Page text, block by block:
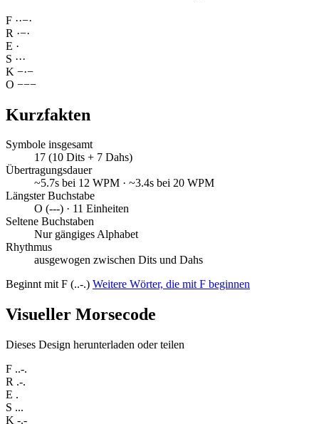
F ··−·
R ·−·
E ·
S ···
K −·−
O −−−
Kurzfakten
Symbole insgesamt
17 (10 Dits + 7 Dahs)
Übertragungsdauer
~5.7s bei 12 WPM · ~3.4s bei 20 WPM
Längster Buchstabe
O (---) · 11 Einheiten
Seltene Buchstaben
Nur gängiges Alphabet
Rhythmus
ausgewogen zwischen Dits und Dahs
Beginnt mit F (..-.) Weitere Wörter, die mit F beginnen
Visueller Morsecode
Dieses Design herunterladen oder teilen
F ..-.
R .-.
E .
S ...
K -.-